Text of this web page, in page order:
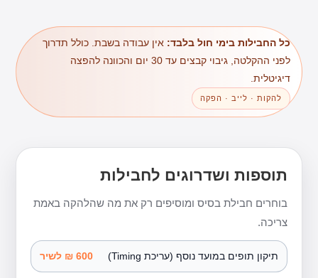
כל החבילות בימי חול בלבד: אין עבודה בשבת. כולל תדרוך
לפני ההקלטה, גיבוי קבצים עד 30 יום והכוונה להפצה
דיגיטלית.
להקות · לייב · הפקה
תוספות ושדרוגים לחבילות
בוחרים חבילת בסיס ומוסיפים רק את מה שהלהקה באמת
צריכה.
תיקון תופים במועד נוסף (עריכת Timing) 600 ₪ לשיר